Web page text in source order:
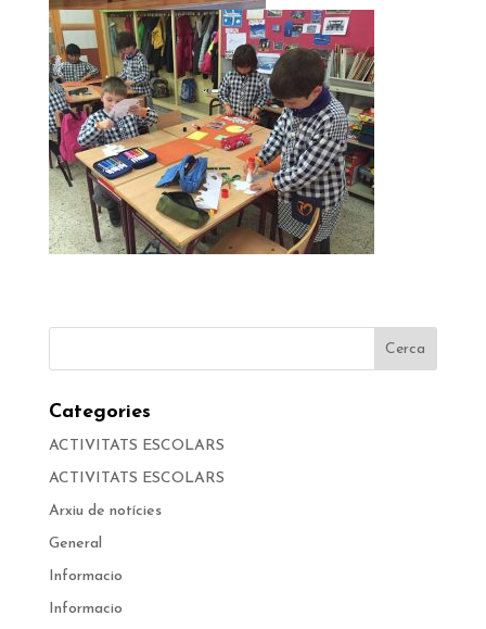
Categories
ACTIVITATS ESCOLARS
ACTIVITATS ESCOLARS
Arxiu de notícies
General
Informacio
Informacio